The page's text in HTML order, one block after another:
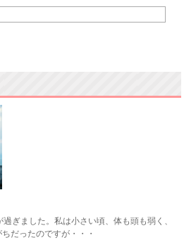
ぎました。私は小さい頃、体も頭も弱く、
だったのですが・・・